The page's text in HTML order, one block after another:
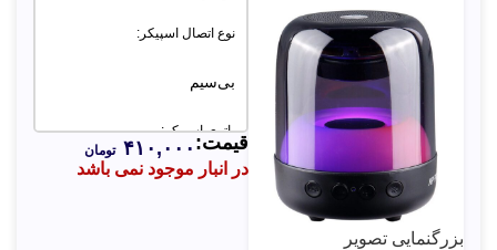
بزرگنمایی تصویر
نوع اتصال اسپیکر:
بی‌سیم
باتری اسپیکر:
500 میلی آمپر ساعت
در انبار موجود نمی باشد
قیمت: ۴۱۰,۰۰۰ تومان